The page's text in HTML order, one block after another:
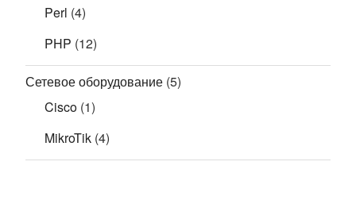
Perl (4)
PHP (12)
Сетевое оборудование (5)
Cisco (1)
MikroTik (4)